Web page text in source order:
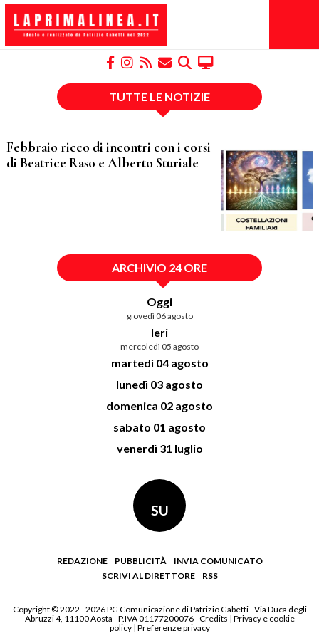
TUTTE LE NOTIZIE
Febbraio ricco di incontri con i corsi
di Beatrice Raso e Alberto Sturiale
ARCHIVIO 24 ORE
Oggi
giovedì 06 agosto
Ieri
mercoledì 05 agosto
martedì 04 agosto
lunedì 03 agosto
domenica 02 agosto
sabato 01 agosto
venerdì 31 luglio
SU
REDAZIONE PUBBLICITÀ
INVIA COMUNICATO
SCRIVI AL DIRETTORE
RSS
Copyright © 2022 - 2026 PG Comunicazione di Patrizio Gabetti - Via Duca degli
Abruzzi 4, 11100 Aosta - P.IVA 01177200076 -Credits | Privacy e cookie
policy| Preferenze privacy